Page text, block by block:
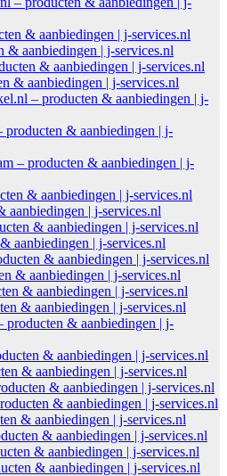
& aanbiedingen | j-services.nl
& aanbiedingen | j-services.nl
& aanbiedingen | j-services.nl
& aanbiedingen | j-services.nl
– producten & aanbiedingen | j-
producten & aanbiedingen | j-
– producten & aanbiedingen | j-
& aanbiedingen | j-services.nl
aanbiedingen | j-services.nl
& aanbiedingen | j-services.nl
aanbiedingen | j-services.nl
& aanbiedingen | j-services.nl
& aanbiedingen | j-services.nl
& aanbiedingen | j-services.nl
& aanbiedingen | j-services.nl
producten & aanbiedingen | j-
& aanbiedingen | j-services.nl
& aanbiedingen | j-services.nl
& aanbiedingen | j-services.nl
& aanbiedingen | j-services.nl
& aanbiedingen | j-services.nl
& aanbiedingen | j-services.nl
& aanbiedingen | j-services.nl
& aanbiedingen | j-services.nl